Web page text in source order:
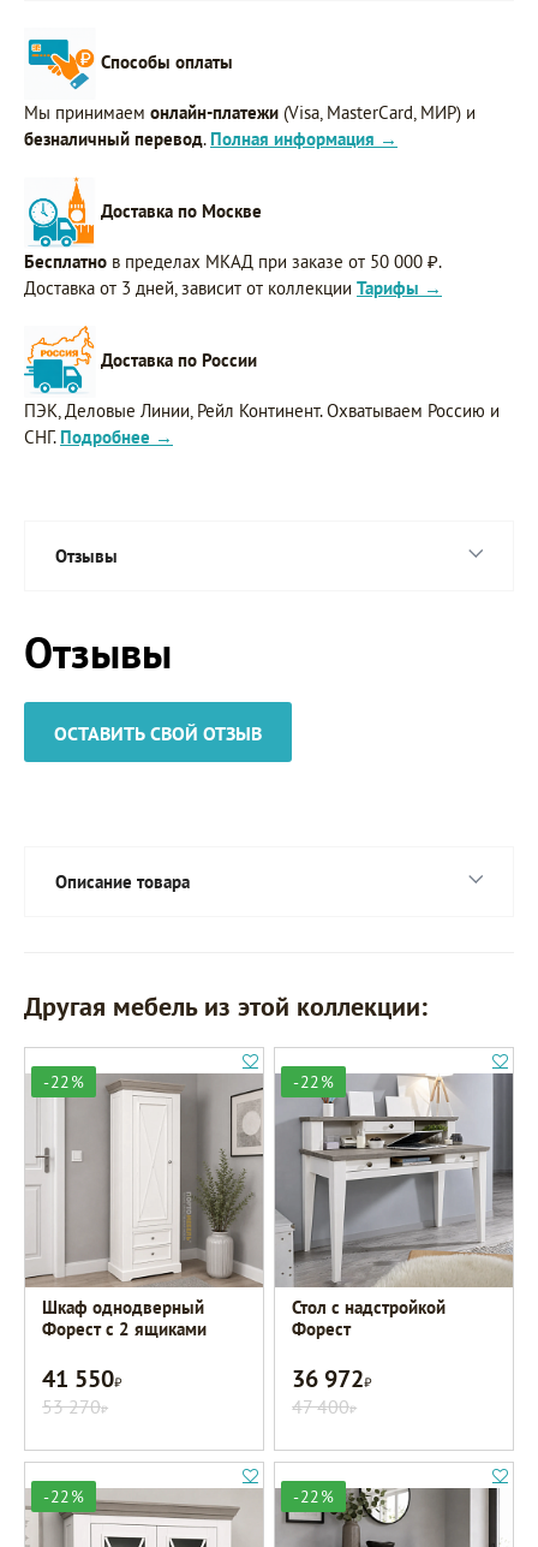
Способы оплаты
Мы принимаем онлайн-платежи (Visa, MasterCard, МИР) и
безналичный перевод. Полная информация →
Доставка по Москве
Бесплатно в пределах МКАД при заказе от 50 000 ₽.
Доставка от 3 дней, зависит от коллекции Тарифы →
Доставка по России
ПЭК, Деловые Линии, Рейл Континент. Охватываем Россию и
СНГ. Подробнее →
Отзывы
Отзывы
ОСТАВИТЬ СВОЙ ОТЗЫВ
Описание товара
Другая мебель из этой коллекции:
-22%
Шкаф однодверный
Форест с 2 ящиками
41 550Р
53 270Р
-22%
Стол с надстройкой
Форест
36 972Р
47 400Р
-22% -22%